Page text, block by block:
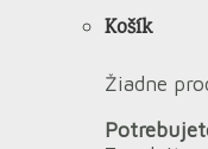
Košík
Žiadne